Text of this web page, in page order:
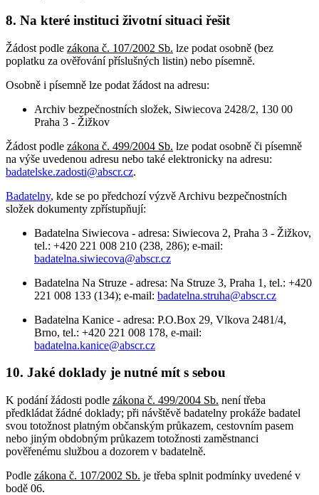
8. Na které instituci životní situaci řešit
Žádost podle zákona č. 107/2002 Sb. lze podat osobně (bez
poplatku za ověřování příslušných listin) nebo písemně.
Osobně i písemně lze podat žádost na adresu:
Archiv bezpečnostních složek, Siwiecova 2428/2, 130 00
Praha 3 - Žižkov
Žádost podle zákona č. 499/2004 Sb. lze podat osobně či písemně
na výše uvedenou adresu nebo také elektronicky na adresu:
badatelske.zadosti@abscr.cz.
Badatelny, kde se po předchozí výzvě Archivu bezpečnostních
složek dokumenty zpřístupňují:
Badatelna Siwiecova - adresa: Siwiecova 2, Praha 3 - Žižkov,
tel.: +420 221 008 210 (238, 286); e-mail:
badatelna.siwiecova@abscr.cz
Badatelna Na Struze - adresa: Na Struze 3, Praha 1, tel.: +420
221 008 133 (134); e-mail: badatelna.struha@abscr.cz
Badatelna Kanice - adresa: P.O.Box 29, Vlkova 2481/4,
Brno, tel.: +420 221 008 178, e-mail:
badatelna.kanice@abscr.cz
10. Jaké doklady je nutné mít s sebou
K podání žádosti podle zákona č. 499/2004 Sb. není třeba
předkládat žádné doklady; při návštěvě badatelny prokáže badatel
svou totožnost platným občanským průkazem, cestovním pasem
nebo jiným obdobným průkazem totožnosti zaměstnanci
pověřenému službou a dozorem v badatelně.
Podle zákona č. 107/2002 Sb. je třeba splnit podmínky uvedené v
bodě 06.